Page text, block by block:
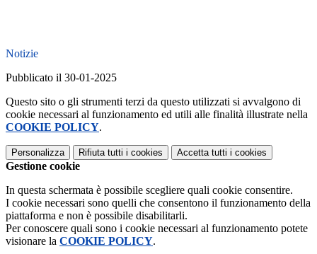
Notizie
Pubblicato il 30-01-2025
Questo sito o gli strumenti terzi da questo utilizzati si avvalgono di
cookie necessari al funzionamento ed utili alle finalità illustrate nella
COOKIE POLICY.
Personalizza Rifiuta tutti i cookies Accetta tutti i cookies
Gestione cookie
In questa schermata è possibile scegliere quali cookie consentire.
I cookie necessari sono quelli che consentono il funzionamento della
piattaforma e non è possibile disabilitarli.
Per conoscere quali sono i cookie necessari al funzionamento potete
visionare la COOKIE POLICY.